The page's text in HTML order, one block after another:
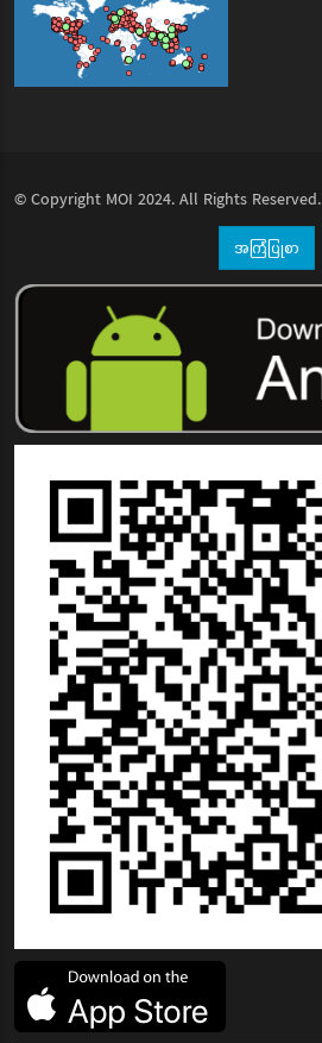
© Copyright MOI 2024. All Rights Reserved.
အကြံပြုစာ